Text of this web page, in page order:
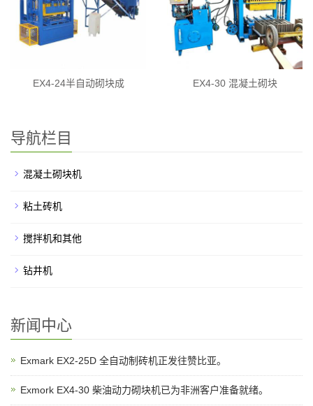
EX4-24半自动砌块成 EX4-30 混凝土砌块
导航栏目
混凝土砌块机
粘土砖机
搅拌机和其他
钻井机
新闻中心
Exmark EX2-25D 全自动制砖机正发往赞比亚。
Exmork EX4-30 柴油动力砌块机已为非洲客户准备就绪。